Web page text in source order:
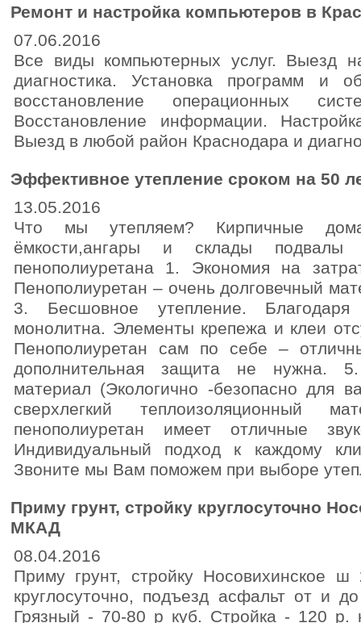
Ремонт и настройка компьютеров в
07.06.2016
Все виды компьютерных услуг. Выезд
диагностика. Установка программ и
восстановление операционных
Восстановление информации.
Выезд в любой район Краснодара и
Эффективное утепление сроком на 50
13.05.2016
Что мы утепляем? Кирпичные
ёмкости,ангары и склады
пенополиуретана 1. Экономия на
Пенополиуретан – очень долговечный
3. Бесшовное утепление. Благодаря
монолитна. Элементы крепежа и клеи
Пенополиуретан сам по себе –
дополнительная защита не нужна. 5.
материал (Экологично -безопасно
сверхлегкий теплоизоляционный
пенополиуретан имеет отличные
Индивидуальный подход к каждому
Звоните мы Вам поможем при выборе
Приму грунт, стройку круглосуточно
МКАД
08.04.2016
Приму грунт, стройку Носовихинское
круглосуточно, подъезд асфальт от и
Грязный - 70-80 р куб. Стройка - 120 р.